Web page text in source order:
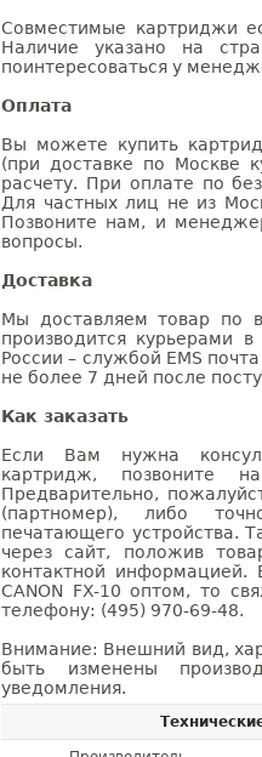
Совместимые картриджи
Наличие указано на
поинтересоваться у
Оплата
Вы можете купить
(при доставке по Москве
расчету. При оплате по
Для частных лиц не из
Позвоните нам, и
вопросы.
Доставка
Мы доставляем товар по
производится курьерами
России – службой EMS
не более 7 дней после
Как заказать
Если Вам нужна
картридж, позвоните
Предварительно,
(партномер), либо
печатающего устройства.
через сайт, положив
контактной информацией.
CANON FX-10 оптом, то
телефону: (495) 970-69-48.
Внимание: Внешний вид,
быть изменены
уведомления.